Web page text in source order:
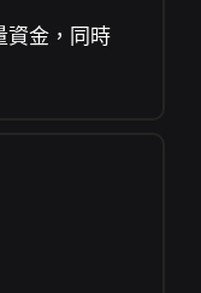
資金，同時